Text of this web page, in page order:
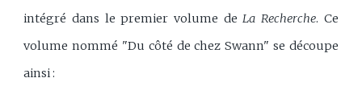
intégré dans le premier volume deLa Recherche. Ce
volume nommé "Du côté de chez Swann" se découpe
ainsi :